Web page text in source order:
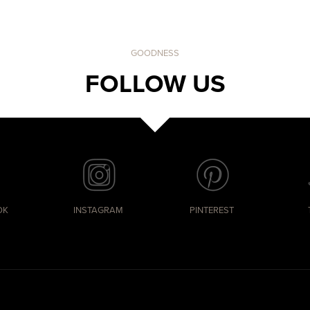
GOODNESS
FOLLOW US
INSTAGRAM PINTEREST